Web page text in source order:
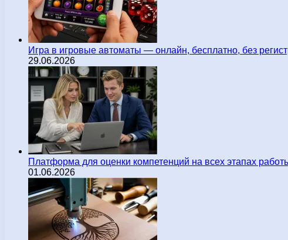
Игра в игровые автоматы — онлайн, бесплатно, без
29.06.2026
Платформа для оценки компетенций на всех этапах
01.06.2026